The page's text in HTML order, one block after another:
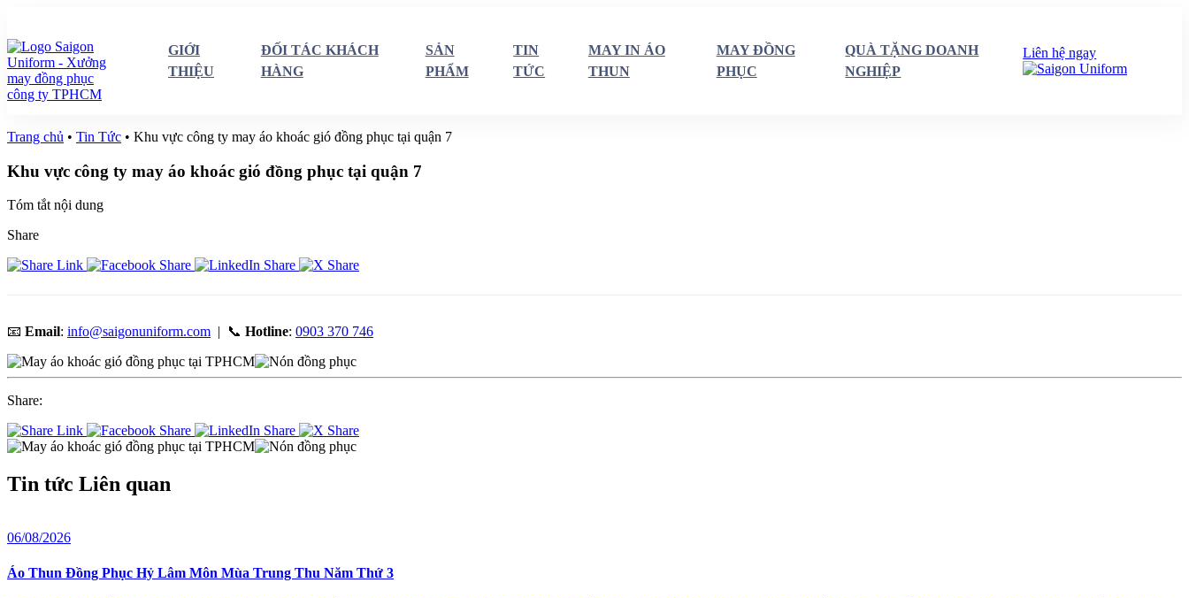
GIỚI
THIỆU
ĐỐI TÁC KHÁCH
HÀNG
SẢN
PHẨM
TIN
TỨC
MAY IN ÁO
THUN
MAY ĐỒNG
PHỤC
QUÀ TẶNG DOANH
NGHIỆP
Liên hệ ngay
Trang chủ • Tin Tức • Khu vực công ty may áo khoác gió đồng phục tại quận 7
Khu vực công ty may áo khoác gió đồng phục tại quận 7
Tóm tắt nội dung
Share
📧 Email: info@saigonuniform.com | 📞 Hotline: 0903 370 746
Share:
Tin tức Liên quan
06/08/2026
Áo Thun Đồng Phục Hỷ Lâm Môn Mùa Trung Thu Năm Thứ 3